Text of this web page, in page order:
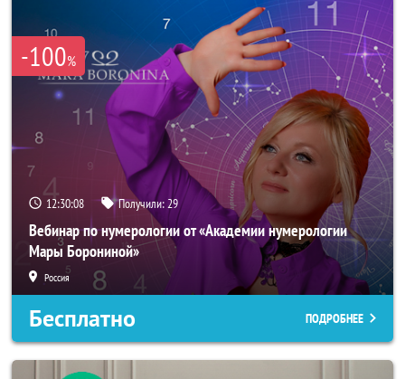
-100%
12:30:05 Получили:29
Вебинар по нумерологии от «Академии нумерологии
Мары Борониной»
Россия
Бесплатно ПОДРОБНЕЕ